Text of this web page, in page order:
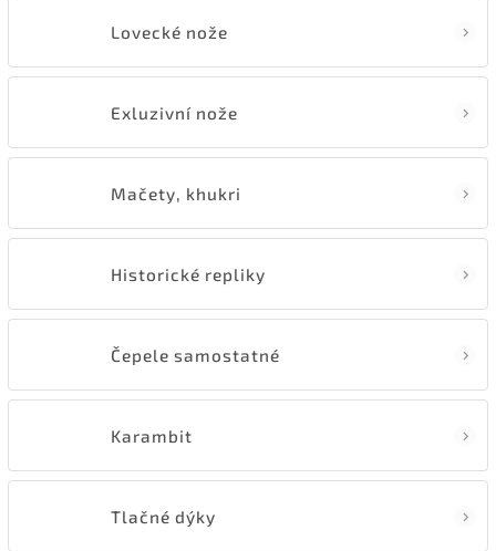
Lovecké nože
Exluzivní nože
Mačety, khukri
Historické repliky
Čepele samostatné
Karambit
Tlačné dýky